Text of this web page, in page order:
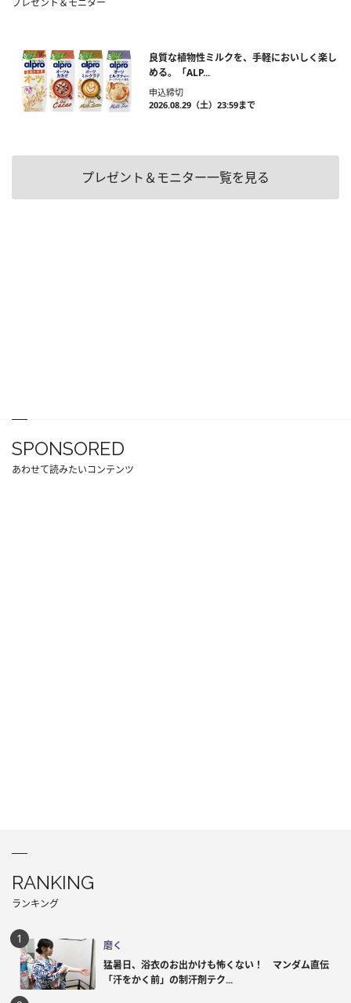
良質な植物性ミルクを、手軽においしく楽し
める。「ALP...
申込締切
2026.08.29（土）23:59まで
プレゼント＆モニター一覧を見る
SPONSORED
あわせて読みたいコンテンツ
RANKING
ランキング
磨く
猛暑日、浴衣のお出かけも怖くない！ マンダム直伝
「汗をかく前」の制汗剤テク...